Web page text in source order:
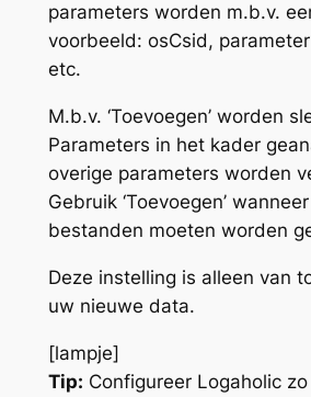
parameters worden m.b.v.
voorbeeld: osCsid,
etc.
M.b.v. ‘Toevoegen’ worden
Parameters in het kader
overige parameters worden
Gebruik ‘Toevoegen’
bestanden moeten worden
Deze instelling is alleen van
uw nieuwe data.
[lampje]
Tip: Configureer Logaholic